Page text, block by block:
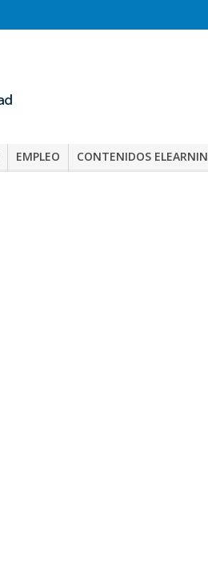
EMPLEO CONTENIDOS